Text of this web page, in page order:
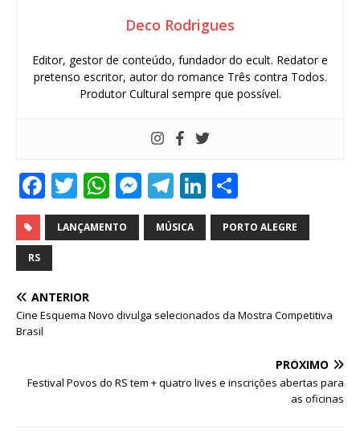
Deco Rodrigues
Editor, gestor de conteúdo, fundador do ecult. Redator e
pretenso escritor, autor do romance Três contra Todos.
Produtor Cultural sempre que possível.
F
a
c
e
b
o
T
w
it
r
W
h
at
p
M
e
ss
g
T
el
e
m
Li
n
k
n
h
ar
LANÇAMENTO MÚSICA PORTO ALEGRE
RS
ANTERIOR
Cine Esquema Novo divulga selecionados da Mostra Competitiva
Brasil
PRÓXIMO
Festival Povos do RS tem + quatro lives e inscrições abertas para
as oficinas